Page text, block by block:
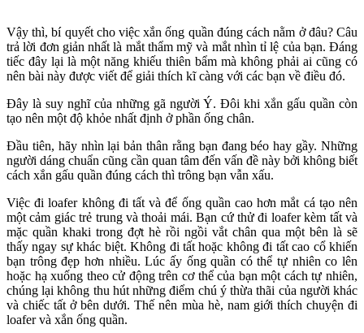
Vậy thì, bí quyết cho việc xắn ống quần đúng cách nằm ở đâu? Câu
trả lời đơn giản nhất là mắt thẩm mỹ và mắt nhìn tỉ lệ của bạn. Đáng
tiếc đây lại là một năng khiếu thiên bẩm mà không phải ai cũng có
nên bài này được viết để giải thích kĩ càng với các bạn về điều đó.
Đây là suy nghĩ của những gã người Ý. Đôi khi xắn gấu quần còn
tạo nên một độ khỏe nhất định ở phần ống chân.
Đầu tiên, hãy nhìn lại bản thân rằng bạn đang béo hay gầy. Những
người dáng chuẩn cũng cần quan tâm đến vấn đề này bởi không biết
cách xắn gấu quần đúng cách thì trông bạn vẫn xấu.
Việc đi loafer không đi tất và để ống quần cao hơn mắt cá tạo nên
một cảm giác trẻ trung và thoải mái. Bạn cứ thử đi loafer kèm tất và
mặc quần khaki trong đợt hè rồi ngồi vắt chân qua một bên là sẽ
thấy ngay sự khác biệt. Không đi tất hoặc không đi tất cao cổ khiến
bạn trông đẹp hơn nhiều. Lúc ấy ống quần có thể tự nhiên co lên
hoặc hạ xuống theo cử động trên cơ thể của bạn một cách tự nhiên,
chúng lại không thu hút những điểm chú ý thừa thãi của người khác
và chiếc tất ở bên dưới. Thế nên mùa hè, nam giới thích chuyện đi
loafer và xắn ống quần.